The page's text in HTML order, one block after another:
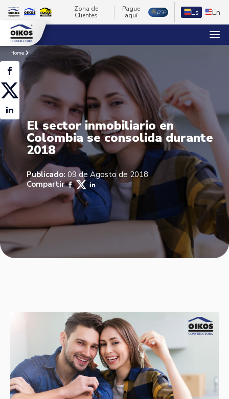
Zona de
Clientes
Pague
aquí
Es En
Home
El sector inmobiliario en
Colombia se consolida durante
2018
Publicado: 09 de Agosto de 2018
Compartir